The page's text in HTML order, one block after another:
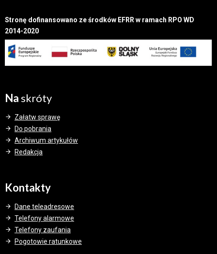
Stronę dofinansowano ze środków EFRR w ramach RPO WD
2014-2020
Naskróty
Załatw sprawę
Do pobrania
Archiwum artykułów
Redakcja
Kontakty
Dane teleadresowe
Telefony alarmowe
Telefony zaufania
Pogotowie ratunkowe